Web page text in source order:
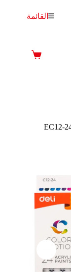
القائمة
عربة